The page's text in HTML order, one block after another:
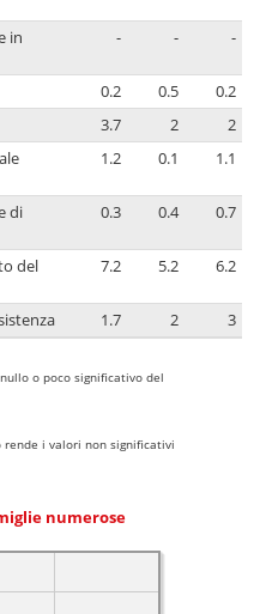
in
- - -
0.2 0.5
0.2
3.7 2
2
1.2 0.1 1.1
di
0.3 0.4 0.7
del
7.2 5.2 6.2
1.7 2 3
o poco significativo del
rende i valori non significativi
numerose